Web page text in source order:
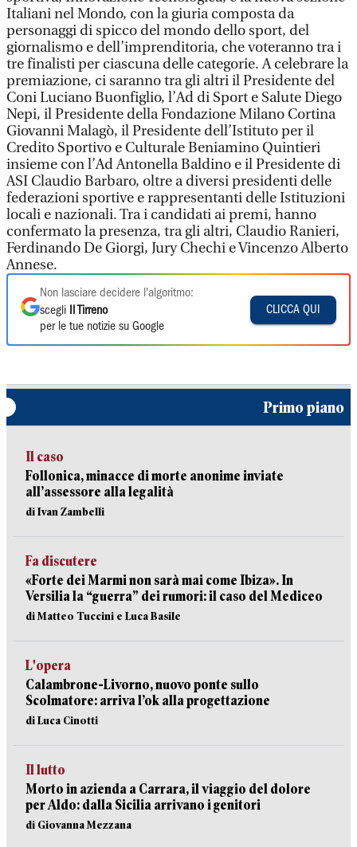
Italiani nel Mondo, con la giuria composta da
personaggi di spicco del mondo dello sport, del
giornalismo e dell’imprenditoria, che voteranno tra i
tre finalisti per ciascuna delle categorie. A celebrare la
premiazione, ci saranno tra gli altri il Presidente del
Coni Luciano Buonfiglio, l’Ad di Sport e Salute Diego
Nepi, il Presidente della Fondazione Milano Cortina
Giovanni Malagò, il Presidente dell’Istituto per il
Credito Sportivo e Culturale Beniamino Quintieri
insieme con l’Ad Antonella Baldino e il Presidente di
ASI Claudio Barbaro, oltre a diversi presidenti delle
federazioni sportive e rappresentanti delle Istituzioni
locali e nazionali. Tra i candidati ai premi, hanno
confermato la presenza, tra gli altri, Claudio Ranieri,
Ferdinando De Giorgi, Jury Chechi e Vincenzo Alberto
Annese.
Non lasciare decidere l'algoritmo:
scegli
Il Tirreno
per le tue notizie su Google
CLICCA QUI
Primo piano
Il caso
Follonica, minacce di morte anonime inviate
all’assessore alla legalità
di Ivan Zambelli
Fa discutere
«Forte dei Marmi non sarà mai come Ibiza». In
Versilia la “guerra” dei rumori: il caso del Mediceo
di Matteo Tuccini e Luca Basile
L'opera
Calambrone-Livorno, nuovo ponte sullo
Scolmatore: arriva l’ok alla progettazione
di Luca Cinotti
Il lutto
Morto in azienda a Carrara, il viaggio del dolore
per Aldo: dalla Sicilia arrivano i genitori
di Giovanna Mezzana